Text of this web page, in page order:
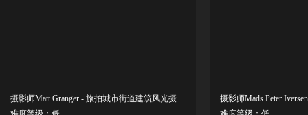
摄影师Matt Granger - 旅拍城市街道建筑风光摄影教程-中英字幕